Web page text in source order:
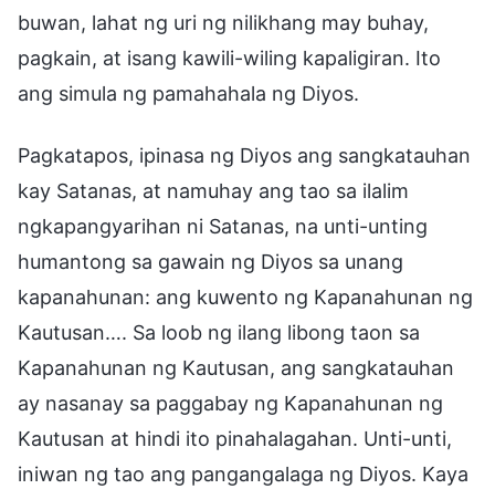
buwan, lahat ng uri ng nilikhang may buhay,
pagkain, at isang kawili-wiling kapaligiran. Ito
ang simula ng pamahahala ng Diyos.
Pagkatapos, ipinasa ng Diyos ang sangkatauhan
kay Satanas, at namuhay ang tao sa ilalim
ngkapangyarihan ni Satanas, na unti-unting
humantong sa gawain ng Diyos sa unang
kapanahunan: ang kuwento ng Kapanahunan ng
Kautusan…. Sa loob ng ilang libong taon sa
Kapanahunan ng Kautusan, ang sangkatauhan
ay nasanay sa paggabay ng Kapanahunan ng
Kautusan at hindi ito pinahalagahan. Unti-unti,
iniwan ng tao ang pangangalaga ng Diyos. Kaya